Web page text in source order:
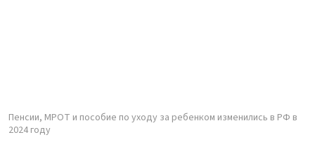
Пенсии, МРОТ и пособие по уходу за ребенком изменились в РФ в
2024 году